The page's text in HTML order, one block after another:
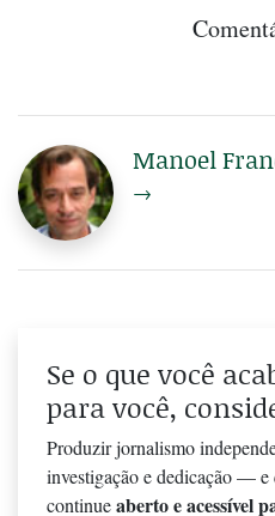
Manoel
→
Se o que você
para você,
Produzir jornalismo
investigação e dedicação — e
continueaberto e acessível